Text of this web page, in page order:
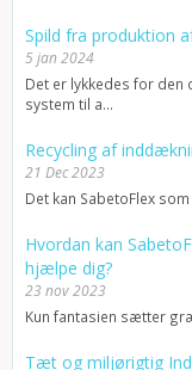
Spild fra produktion
5 jan 2024
Det er lykkedes for den
system til a...
Recycling af
21 Dec 2023
Det kan SabetoFlex
Hvordan kan
hjælpe dig?
23 nov 2023
Kun fantasien sætter
Tæt og miljørigtig